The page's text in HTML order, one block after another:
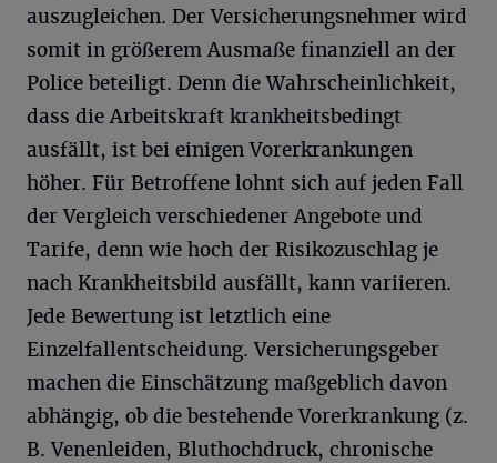
auszugleichen. Der Versicherungsnehmer wird
somit in größerem Ausmaße finanziell an der
Police beteiligt. Denn die Wahrscheinlichkeit,
dass die Arbeitskraft krankheitsbedingt
ausfällt, ist bei einigen Vorerkrankungen
höher. Für Betroffene lohnt sich auf jeden Fall
der Vergleich verschiedener Angebote und
Tarife, denn wie hoch der Risikozuschlag je
nach Krankheitsbild ausfällt, kann variieren.
Jede Bewertung ist letztlich eine
Einzelfallentscheidung. Versicherungsgeber
machen die Einschätzung maßgeblich davon
abhängig, ob die bestehende Vorerkrankung (z.
B. Venenleiden, Bluthochdruck, chronische